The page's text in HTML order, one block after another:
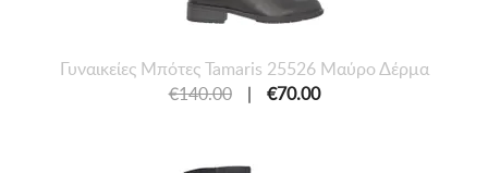
Γυναικείες Mπότες Tamaris 25526 Μαύρο Δέρμα
€140.00
| €70.00